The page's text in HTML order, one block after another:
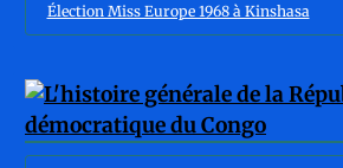
Élection Miss Europe 1968 à Kinshasa